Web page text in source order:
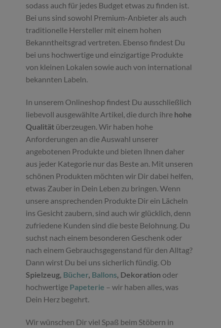
sodass auch für jedes Budget etwas zu finden ist.
Bei uns sind sowohl Premium-Anbieter als auch
traditionelle Hersteller mit einem hohen
Bekanntheitsgrad vertreten. Ebenso findest Du
bei uns hochwertige und einzigartige Produkte
von kleinen Lokalen sowie auch von international
bekannten Labeln.
In unserem Onlineshop findest Du ausschließlich
liebevoll ausgewählte Artikel, die durch ihre hohe
Qualität überzeugen. Wir haben hohe
Anforderungen an die Auswahl unserer
angebotenen Produkte und bieten Ihnen daher
aus jeder Kategorie nur das Beste an. Mit unseren
schönen Produkten möchten wir Dir dabei helfen,
etwas Zauber in Dein Leben zu bringen. Wenn
unsere ansprechenden Produkte Dir ein Lächeln
ins Gesicht zaubern, sind auch wir glücklich, denn
zufriedene Kunden sind die beste Belohnung. Du
suchst nach einem besonderen Geschenk oder
nach einem Gebrauchsgegenstand für den Alltag?
Dann wirst Du bei uns sicherlich fündig. Ob
Spielzeug, Bücher, Ballons, Dekoration oder
hochwertige Papeterie – wir haben alles, was
Dein Herz begehrt.
Wir wünschen Dir viel Spaß beim Stöbern in